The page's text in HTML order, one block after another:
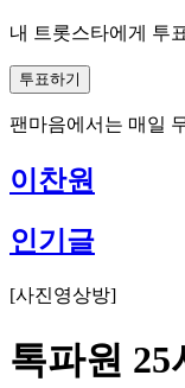
내 트롯스타에게 투
투표하기
팬마음에서는 매일
이찬원
인기글
[사진영상방]
톡파원 25